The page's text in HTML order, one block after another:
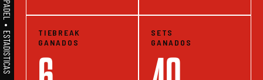
TIEBREAK
GANADOS
SETS
GANADOS